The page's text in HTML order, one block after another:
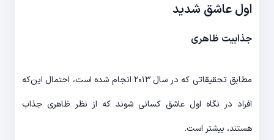
اول عاشق شدید
جذابیت ظاهری
مطابق تحقیقاتی که در سال ۲۰۱۳ انجام شده است، احتمال این‌که
افراد در نگاه اول عاشق کسانی شوند که از نظر ظاهری جذاب
هستند، بیشتر است.